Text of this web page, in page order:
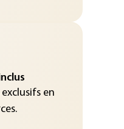
en